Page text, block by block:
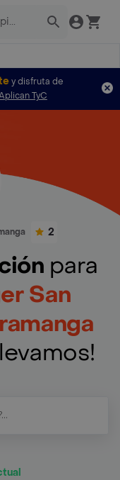
y disfruta de
TyC
2
para
San